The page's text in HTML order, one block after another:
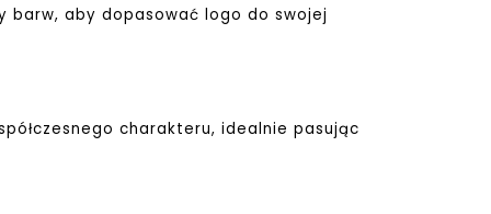
barw, aby dopasować logo do swojej
charakteru, idealnie pasując